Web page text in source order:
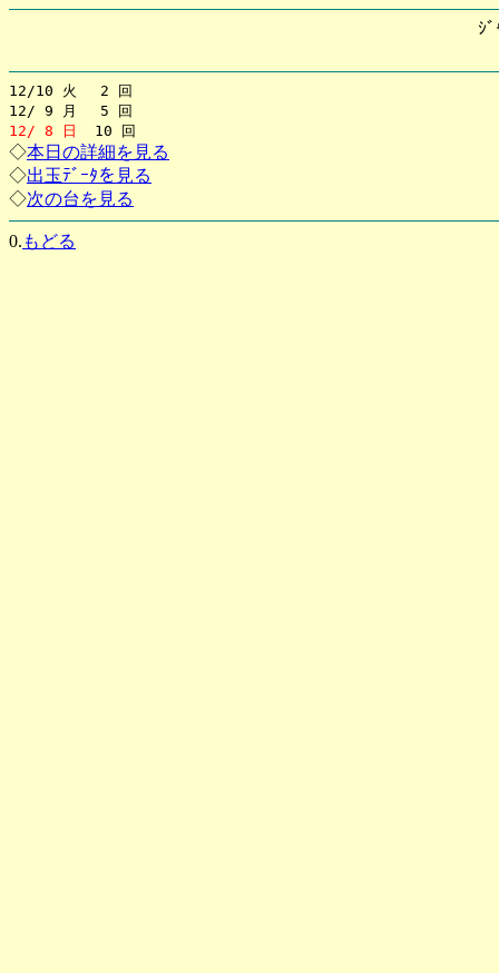
ｼ
12/10 火 2 回
12/ 9 月 5 回
12/ 8 日
10 回
◇本日の詳細を見る
◇出玉ﾃﾞｰﾀを見る
◇次の台を見る
0. もどる